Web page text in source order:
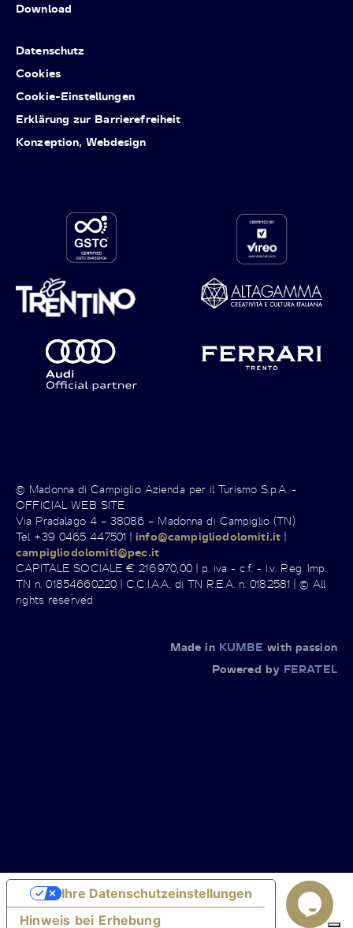
Download
Datenschutz
Cookies
Cookie-Einstellungen
Erklärung zur Barrierefreiheit
Konzeption, Webdesign
© Madonna di Campiglio Azienda per il Turismo S.p.A. -
OFFICIAL WEB SITE
Via Pradalago 4 – 38086 – Madonna di Campiglio (TN)
Tel +39 0465 447501 |info@campigliodolomiti.it |
campigliodolomiti@pec.it
CAPITALE SOCIALE € 216.970,00 | p. iva - c.f. - i.v. Reg. Imp.
TN n. 01854660220 | C.C.I.A.A. di TN R.E.A. n. 0182581 | © All
rights reserved
Made in KUMBE with passion
Powered by FERATEL
Hinweis bei Erhebung
Ihre Datenschutzeinstellungen